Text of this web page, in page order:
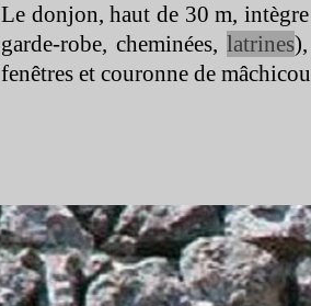
Le donjon, haut de 30 m,
garde-robe, cheminées, latrines
fenêtres et couronne de